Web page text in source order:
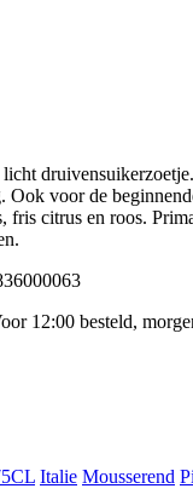
licht
Ook voor de
fris citrus en roos.
12:00 besteld,
Italie Mousserend